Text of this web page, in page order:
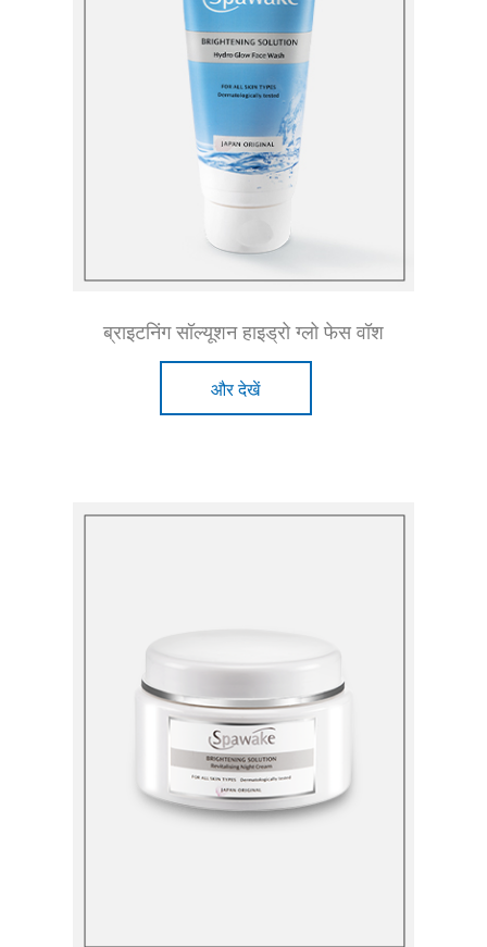
ब्राइटनिंग सॉल्यूशन हाइड्रो ग्लो फेस वॉश
और देखें